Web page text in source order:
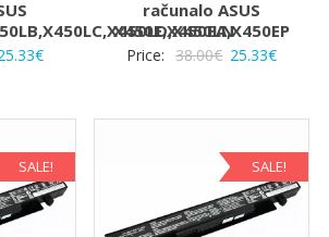
€Trenutna
računalo ASUS
X450E,X450EA,X450EP
Price: 38.00€ Izvorna
38.00€.
25.33€
SALE! SALE!